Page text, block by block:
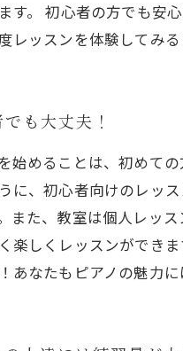
す。 初心者の方でも安
レッスンを体験してみる
も大丈夫！
始めることは、初めて
に、初心者向けのレッ
また、教室は個人レッ
楽しくレッスンができ
あなたもピアノの魅力